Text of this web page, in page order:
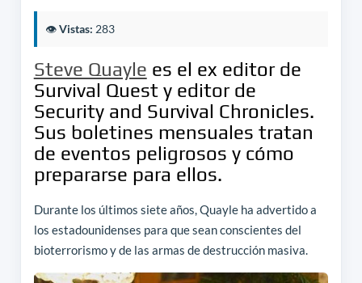
👁️Vistas: 283
Steve Quayle es el ex editor de
Survival Quest y editor de
Security and Survival Chronicles.
Sus boletines mensuales tratan
de eventos peligrosos y cómo
prepararse para ellos.
Durante los últimos siete años, Quayle ha advertido a
los estadounidenses para que sean conscientes del
bioterrorismo y de las armas de destrucción masiva.